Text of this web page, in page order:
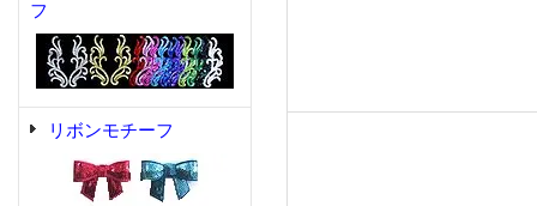
フ
リボンモチーフ